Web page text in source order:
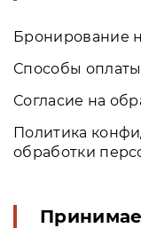
Бронирование
Способы
Согласие на
Политика
обработки